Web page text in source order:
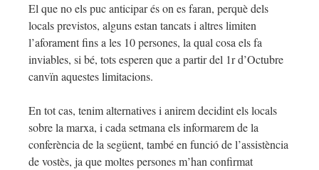
El que no els puc anticipar és on es faran, perquè dels
locals previstos, alguns estan tancats i altres limiten
l’aforament fins a les 10 persones, la qual cosa els fa
inviables, si bé, tots esperen que a partir del 1r d’Octubre
canvïn aquestes limitacions.
En tot cas, tenim alternatives i anirem decidint els locals
sobre la marxa, i cada setmana els informarem de la
conferència de la següent, també en funció de l’assistència
de vostès, ja que moltes persones m’han confirmat